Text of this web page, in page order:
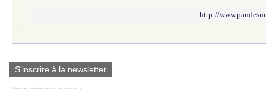
http://
S'inscrire à la newsletter